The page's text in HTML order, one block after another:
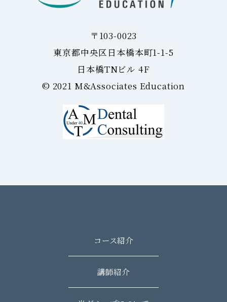
〒103-0023
東京都中央区日本橋本町1-1-5
日本橋TNビル 4F
©︎ 2021 M&Associates Education
コース紹介
講師紹介